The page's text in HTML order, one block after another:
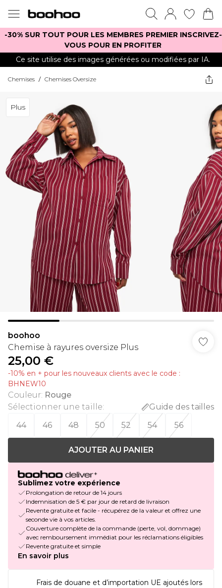
-30% SUR TOUT POUR LES MEMBRES PREMIER INSCRIVEZ-
VOUS POUR EN PROFITER
Ce site utilise des images générées ou modifiées par IA.
Chemises / Chemises Oversize
Plus
boohoo
Chemise à rayures oversize Plus
25,00 €
-10% en + pour les nouveaux clients avec le code :
BHNEW10
Couleur: Rouge
Sélectionner une taille:
Guide des tailles
44
46 48 50 52 54 56
AJOUTER AU PANIER
Sublimez votre expérience
Prolongation de retour de 14 jours
Indemnisation de 5 € par jour de retard de livraison
Revente gratuite et facile - récupérez de la valeur et offrez une
seconde vie à vos articles.
Couverture complète de la commande (perte, vol, dommage)
avec remboursement immédiat pour les réclamations éligibles
Revente gratuite et simple
En savoir plus
Frais de douane et d’importation UE ajoutés lors